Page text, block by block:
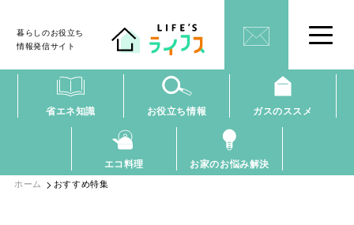
暮らしのお役立ち
情報発信サイト
省エネ知識 お役立ち情報 ガスのススメ
エコ料理 お家のお悩み解決
ホーム おすすめ特集